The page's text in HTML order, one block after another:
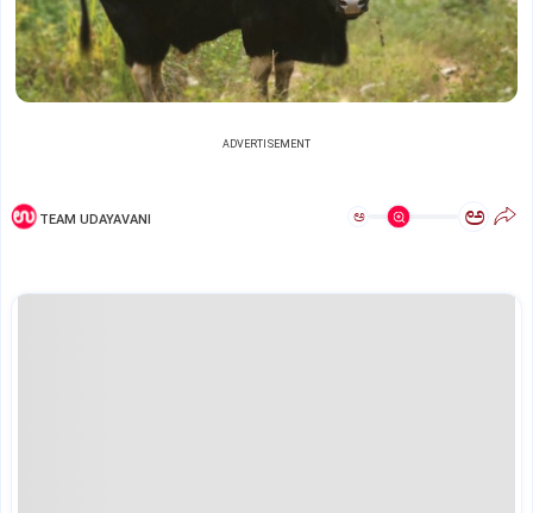
ADVERTISEMENT
TEAM UDAYAVANI ಅ ಅ